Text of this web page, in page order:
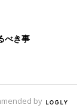
べき事
by